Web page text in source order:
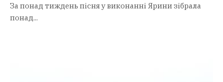
За понад тиждень пісня у виконанні Ярини зібрала
понад...